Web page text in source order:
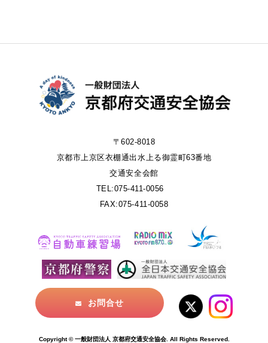
〒602-8018
京都市上京区衣棚通出水上る御霊町63番地
交通安全会館
TEL:075-411-0056
FAX:075-411-0058
お問合せ
Copyright © 一般財団法人 京都府交通安全協会. All Rights Reserved.